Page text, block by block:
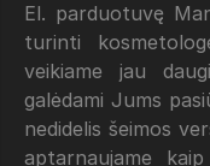
El. parduotuvę
turinti
veikiame jau
galėdami Jums
nedidelis šeimos
aptarnaujame